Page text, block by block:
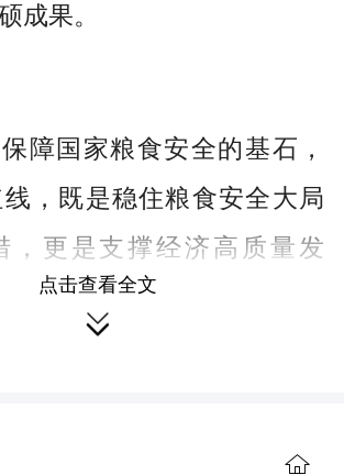
成果。
障国家粮食安全的基石，
，既是稳住粮食安全大局
，更是支撑经济高质量发
进中国式现代化的坚实保
点击查看全文
